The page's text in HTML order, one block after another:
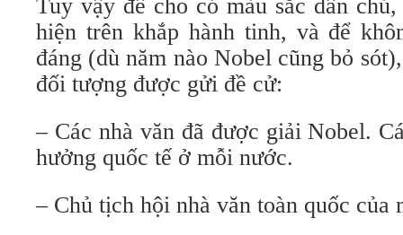
Tuy vậy để cho có màu sắc dân
hiện trên khắp hành tinh, và để
đáng (dù năm nào Nobel cũng bỏ
đối tượng được gửi đề cử:
– Các nhà văn đã được giải Nobel.
hưởng quốc tế ở mỗi nước.
– Chủ tịch hội nhà văn toàn quốc của